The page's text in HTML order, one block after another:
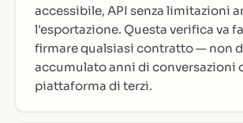
accessibile, API senza limitazioni
l'esportazione. Questa verifica va
firmare qualsiasi contratto — non
accumulato anni di conversazioni
piattaforma di terzi.